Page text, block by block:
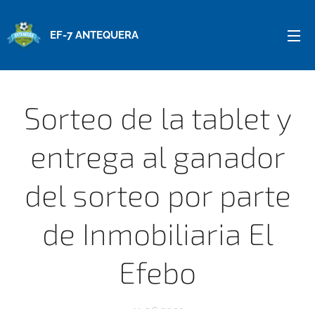
EF-7 ANTEQUERA
Sorteo de la tablet y
entrega al ganador
del sorteo por parte
de Inmobiliaria El
Efebo